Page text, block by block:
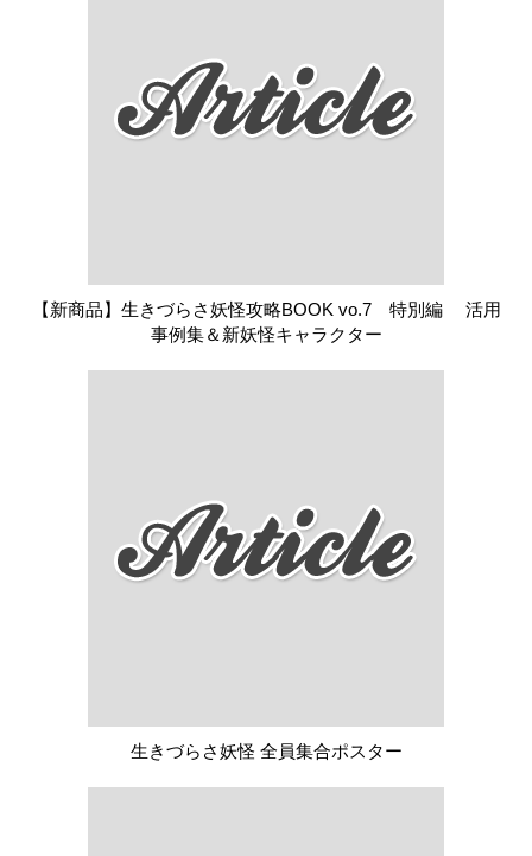
【新商品】生きづらさ妖怪攻略BOOK vo.7 特別編 活用
事例集＆新妖怪キャラクター
生きづらさ妖怪 全員集合ポスター